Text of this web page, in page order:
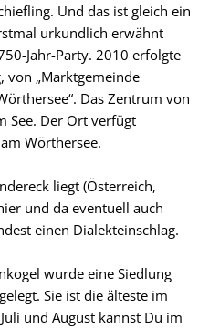
Und das ist gleich ein
urkundlich erwähnt
Jahr-Party. 2010 erfolgte
von „Marktgemeinde
Das Zentrum von
See. Der Ort verfügt
Wörthersee.
liegt (Österreich,
und da eventuell auch
einen Dialekteinschlag.
wurde eine Siedlung
Sie ist die älteste im
und August kannst Du im